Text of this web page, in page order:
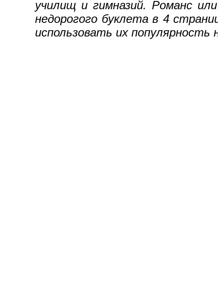
училищ и гимназий. Романс
недорогого буклета в 4
использовать их